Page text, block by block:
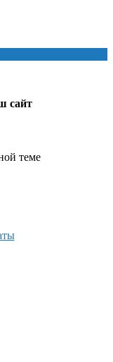
сайт
теме